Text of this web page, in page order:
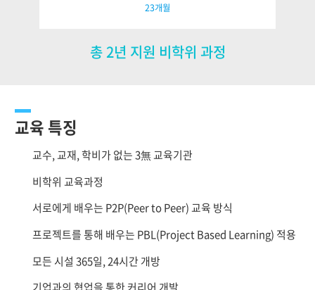
23개월
총 2년 지원 비학위 과정
교육 특징
교수, 교재, 학비가 없는 3無 교육기관
비학위 교육과정
서로에게 배우는 P2P(Peer to Peer) 교육 방식
프로젝트를 통해 배우는 PBL(Project Based Learning) 적용
모든 시설 365일, 24시간 개방